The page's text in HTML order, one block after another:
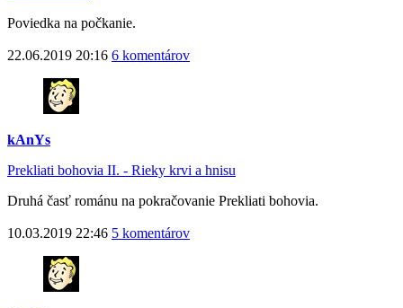
Poviedka na počkanie.
22.06.2019 20:16 6 komentárov
kAnYs
Prekliati bohovia II. - Rieky krvi a hnisu
Druhá časť románu na pokračovanie Prekliati bohovia.
10.03.2019 22:46 5 komentárov